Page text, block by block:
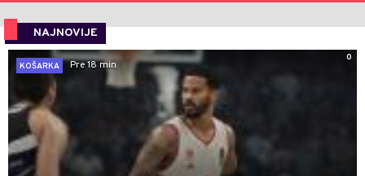
NAJNOVIJE
0
KOŠARKA
Pre 18 min